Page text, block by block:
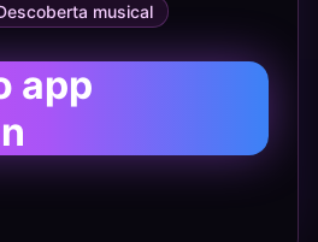
musical
app